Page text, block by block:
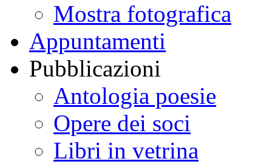
Mostra fotografica
Appuntamenti
Pubblicazioni
Antologia poesie
Opere dei soci
Libri in vetrina